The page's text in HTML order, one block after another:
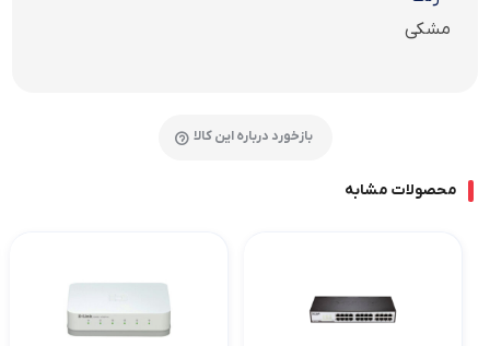
مشکی
بازخورد درباره این کالا
محصولات مشابه